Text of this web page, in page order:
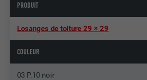
PRODUIT
Losanges de toiture 29 × 29
COULEUR
03 P.10 noir